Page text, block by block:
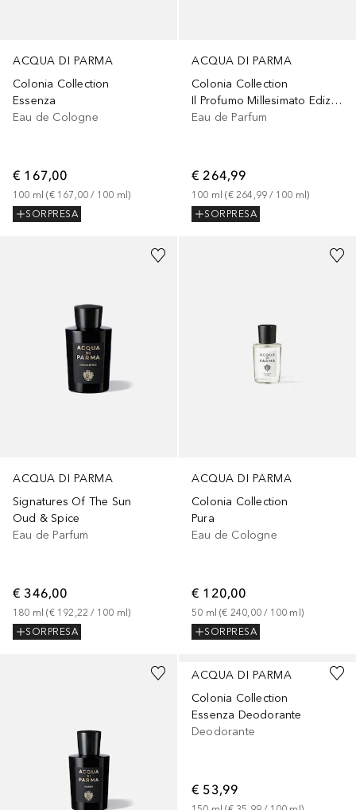
ACQUA DI PARMA
Colonia Collection
Essenza
Eau de Cologne
€ 167,00
100 ml (€ 167,00 / 100 ml)
SORPRESA
ACQUA DI PARMA
Colonia Collection
Il Profumo Millesimato Edizione Limitata
Eau de Parfum
€ 264,99
100 ml (€ 264,99 / 100 ml)
SORPRESA
ACQUA DI PARMA
Signatures Of The Sun
Oud & Spice
Eau de Parfum
€ 346,00
180 ml (€ 192,22 / 100 ml)
SORPRESA
ACQUA DI PARMA
Colonia Collection
Pura
Eau de Cologne
€ 120,00
50 ml (€ 240,00 / 100 ml )
SORPRESA
ACQUA DI PARMA
Colonia Collection
Essenza Deodorante
Deodorante
€ 53,99